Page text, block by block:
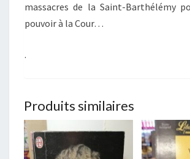
massacres de la Saint-Barthélémy
pouvoir à la Cour…
.
Produits similaires